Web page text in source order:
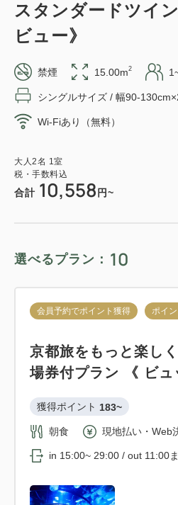
スタンダードツイ
ビュー》
禁煙 15.00m2
シングルサイズ / 幅90-
Wi-Fiあり（無料）
大人2名 1室
税・手数料込
合計 10,558 円~
選べるプラン： 10
会員予約でポイント獲得 ポイ
京都旅をもっと楽し
場券付プラン 《 ビュ
獲得ポイント 183~
朝食 現地払い・Web
in 15:00~ 29:00 / out 11:00